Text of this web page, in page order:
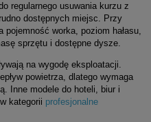
regularnego usuwania kurzu z
dostępnych miejsc. Przy
pojemność worka, poziom hałasu,
sprzętu i dostępne dysze.
na wygodę eksploatacji.
powietrza, dlatego wymaga
Inne modele do hoteli, biur i
kategorii profesjonalne